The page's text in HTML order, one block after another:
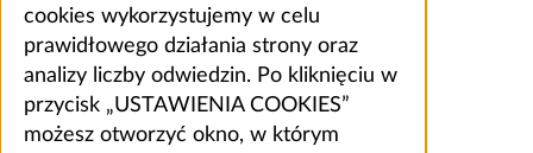
cookies wykorzystujemy w celu
prawidłowego działania strony oraz
analizy liczby odwiedzin. Po kliknięciu w
przycisk „USTAWIENIA COOKIES”
możesz otworzyć okno, w którym